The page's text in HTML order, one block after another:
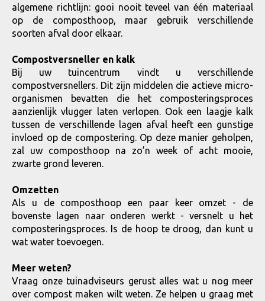
algemene richtlijn: gooi nooit teveel van één materiaal
op de composthoop, maar gebruik verschillende
soorten afval door elkaar.
Compostversneller en kalk
Bij uw tuincentrum vindt u verschillende
compostversnellers. Dit zijn middelen die actieve micro-
organismen bevatten die het composteringsproces
aanzienlijk vlugger laten verlopen. Ook een laagje kalk
tussen de verschillende lagen afval heeft een gunstige
invloed op de compostering. Op deze manier geholpen,
zal uw composthoop na zo’n week of acht mooie,
zwarte grond leveren.
Omzetten
Als u de composthoop een paar keer omzet - de
bovenste lagen naar onderen werkt - versnelt u het
composteringsproces. Is de hoop te droog, dan kunt u
wat water toevoegen.
Meer weten?
Vraag onze tuinadviseurs gerust alles wat u nog meer
over compost maken wilt weten. Ze helpen u graag met